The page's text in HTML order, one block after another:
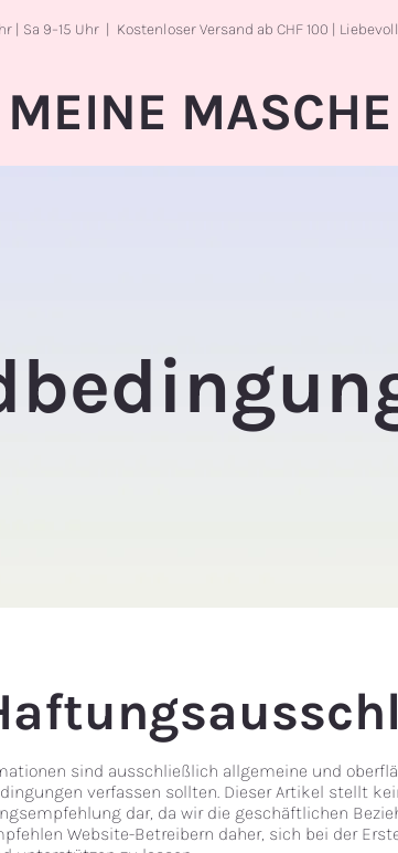
| Sa 9–15 Uhr | Kostenloser Versand ab CHF 100 |
MEINE MASCHE
sind ausschließlich allgemeine und
verfassen sollten. Dieser Artikel stellt
dar, da wir die geschäftlichen
Website-Betreibern daher, sich bei der